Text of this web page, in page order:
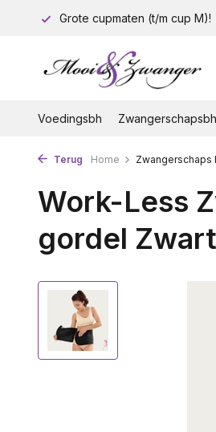
Grote cupmaten (t/m cup M)!
Voedingsbh Zwangerschapsbh
Terug Home Zwangerschaps
Work-Less
gordel Zwart